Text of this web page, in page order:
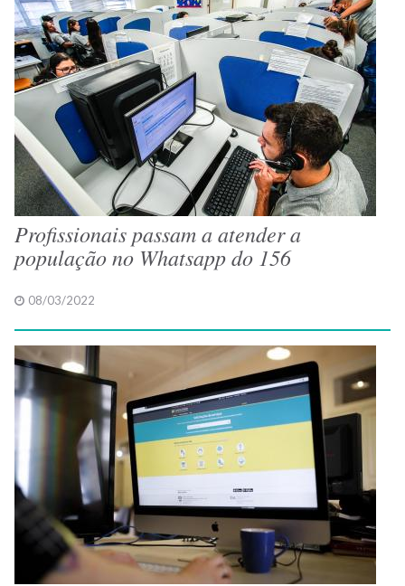
Profissionais passam a atender a
população no Whatsapp do 156
08/03/2022